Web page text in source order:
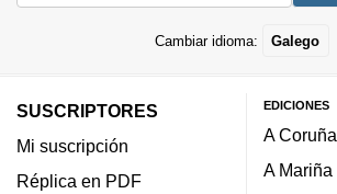
Cambiar idioma: Galego
SUSCRIPTORES
Mi suscripción
Réplica en PDF
EDICIONES
A Coruña
A Mariña